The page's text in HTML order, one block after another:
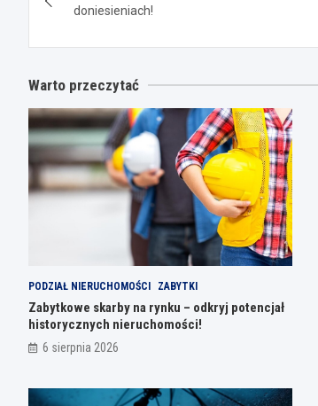
wpisudoniesieniach!
Warto przeczytać
PODZIAŁ NIERUCHOMOŚCI ZABYTKI
Zabytkowe skarby na rynku – odkryj potencjał
historycznych nieruchomości!
6 sierpnia 2026